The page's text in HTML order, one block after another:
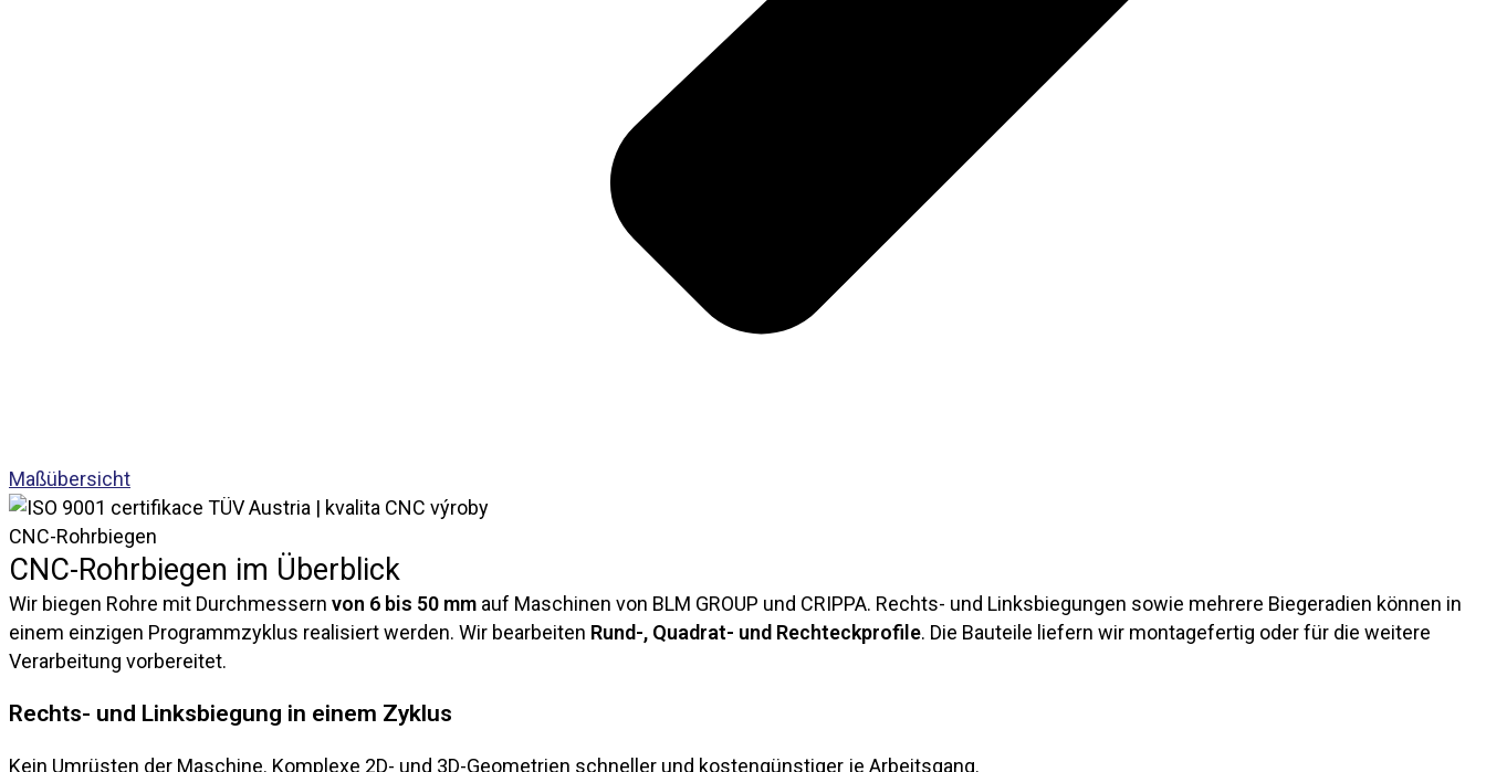
Maßübersicht
CNC-Rohrbiegen
CNC-Rohrbiegen im Überblick
Wir biegen Rohre mit Durchmessern von 6 bis 50 mm auf Maschinen von BLM GROUP und CRIPPA. Rechts- und Linksbiegungen sowie mehrere Biegeradien können in
einem einzigen Programmzyklus realisiert werden. Wir bearbeiten Rund-, Quadrat- und Rechteckprofile. Die Bauteile liefern wir montagefertig oder für die weitere
Verarbeitung vorbereitet.
Rechts- und Linksbiegung in einem Zyklus
Kein Umrüsten der Maschine. Komplexe 2D- und 3D-Geometrien schneller und kostengünstiger je Arbeitsgang.